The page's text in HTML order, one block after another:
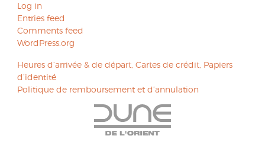
Log in
Entries feed
Comments feed
WordPress.org
Post
navigation
Heures d’arrivée & de départ, Cartes de crédit, Papiers
d’identité
Politique de remboursement et d’annulation